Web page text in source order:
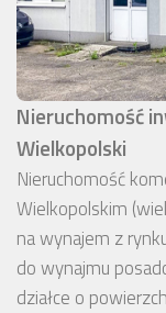
Nieruchomość
Wielkopolski
Nieruchomość
Wielkopolskim
na wynajem z
do wynajmu
działce o